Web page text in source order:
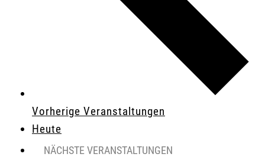
Vorherige Veranstaltungen
Heute
NÄCHSTE VERANSTALTUNGEN